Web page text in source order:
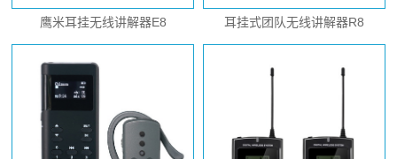
鹰米耳挂无线讲解器E8 耳挂式团队无线讲解器R8